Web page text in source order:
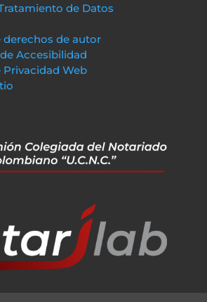
de Datos
derechos de autor
Accesibilidad
Privacidad Web